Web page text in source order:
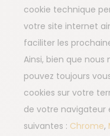
cookie technique
votre site internet
faciliter les
Ainsi, bien que nous
pouvez toujours
cookies sur votre
de votre navigateur
suivantes : Chrome,